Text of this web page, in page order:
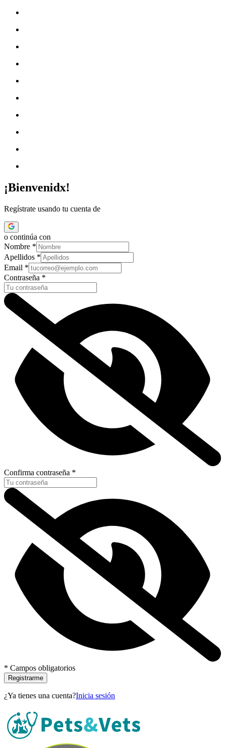
¡Bienvenidx!
Regístrate usando tu cuenta de
o continúa con
Nombre *
Apellidos *
Email *
Contraseña *
Confirma contraseña *
* Campos obligatorios
Registrarme
¿Ya tienes una cuenta?Inicia sesión